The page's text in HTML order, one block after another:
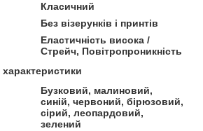
Класичний
Без візерунків і принтів
Еластичність висока /
Стрейч, Повітропроникність
Бузковий, малиновий,
синій, червоний, бірюзовий,
сірий, леопардовий,
зелений